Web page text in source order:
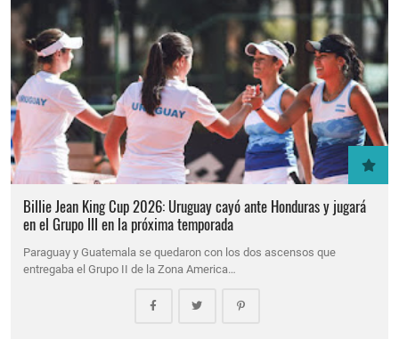
Billie Jean King Cup 2026: Uruguay cayó ante Honduras y jugará
en el Grupo III en la próxima temporada
Paraguay y Guatemala se quedaron con los dos ascensos que
entregaba el Grupo II de la Zona America…